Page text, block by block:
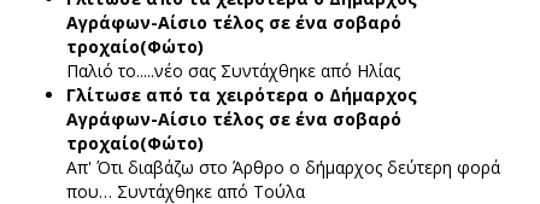
Αγράφων-Αίσιο τέλος σε ένα σοβαρό
τροχαίο(Φώτο)
Παλιό το.....νέο σας Συντάχθηκε από Ηλίας
Γλίτωσε από τα χειρότερα ο Δήμαρχος
Αγράφων-Αίσιο τέλος σε ένα σοβαρό
τροχαίο(Φώτο)
Απ' Ότι διαβάζω στο Άρθρο ο δήμαρχος δεύτερη φορά
που… Συντάχθηκε από Τούλα